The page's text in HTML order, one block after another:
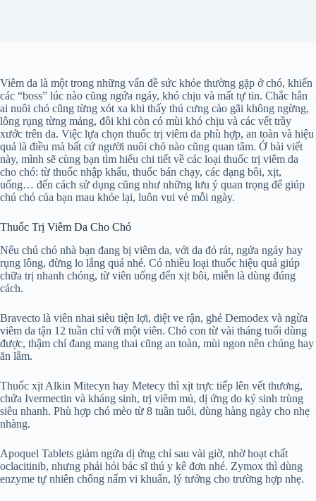
Viêm da là một trong những vấn đề sức khỏe thường gặp ở chó, khiến
các “boss” lúc nào cũng ngứa ngáy, khó chịu và mất tự tin. Chắc hẳn
ai nuôi chó cũng từng xót xa khi thấy thú cưng cào gãi không ngừng,
lông rụng từng mảng, đôi khi còn có mùi khó chịu và các vết trầy
xước trên da. Việc lựa chọn thuốc trị viêm da phù hợp, an toàn và hiệu
quả là điều mà bất cứ người nuôi chó nào cũng quan tâm. Ở bài viết
này, mình sẽ cùng bạn tìm hiểu chi tiết về các loại thuốc trị viêm da
cho chó: từ thuốc nhập khẩu, thuốc bán chạy, các dạng bôi, xịt,
uống… đến cách sử dụng cũng như những lưu ý quan trọng để giúp
chú chó của bạn mau khỏe lại, luôn vui vẻ mỗi ngày.
Thuốc Trị Viêm Da Cho Chó
Nếu chú chó nhà bạn đang bị viêm da, với da đỏ rát, ngứa ngáy hay
rụng lông, đừng lo lắng quá nhé. Có nhiều loại thuốc hiệu quả giúp
chữa trị nhanh chóng, từ viên uống đến xịt bôi, miễn là dùng đúng
cách.
Bravecto là viên nhai siêu tiện lợi, diệt ve rận, ghẻ Demodex và ngừa
viêm da tận 12 tuần chỉ với một viên. Chó con từ vài tháng tuổi dùng
được, thậm chí đang mang thai cũng an toàn, mùi ngon nên chúng hay
ăn lắm.
Thuốc xịt Alkin Mitecyn hay Metecy thì xịt trực tiếp lên vết thương,
chứa Ivermectin và kháng sinh, trị viêm mủ, dị ứng do ký sinh trùng
siêu nhanh. Phù hợp chó mèo từ 8 tuần tuổi, dùng hàng ngày cho nhẹ
nhàng.
Apoquel Tablets giảm ngứa dị ứng chỉ sau vài giờ, nhờ hoạt chất
oclacitinib, nhưng phải hỏi bác sĩ thú y kê đơn nhé. Zymox thì dùng
enzyme tự nhiên chống nấm vi khuẩn, lý tưởng cho trường hợp nhẹ.